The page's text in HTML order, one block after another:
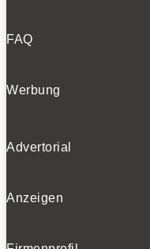
FAQ
Werbung
Advertorial
Anzeigen